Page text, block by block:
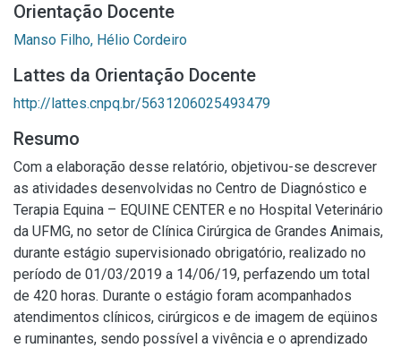
Orientação Docente
Manso Filho, Hélio Cordeiro
Lattes da Orientação Docente
http://lattes.cnpq.br/5631206025493479
Resumo
Com a elaboração desse relatório, objetivou-se descrever
as atividades desenvolvidas no Centro de Diagnóstico e
Terapia Equina – EQUINE CENTER e no Hospital Veterinário
da UFMG, no setor de Clínica Cirúrgica de Grandes Animais,
durante estágio supervisionado obrigatório, realizado no
período de 01/03/2019 a 14/06/19, perfazendo um total
de 420 horas. Durante o estágio foram acompanhados
atendimentos clínicos, cirúrgicos e de imagem de eqüinos
e ruminantes, sendo possível a vivência e o aprendizado